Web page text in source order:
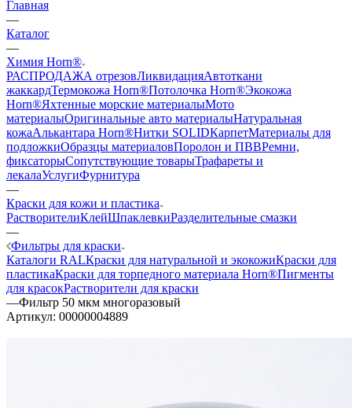
Главная
—
Каталог
—
Химия Horn®
РАСПРОДАЖА отрезовЛиквидацияАвтоткани
жаккардТермокожа Horn®Потолочка Horn®Экокожа
Horn®Яхтенные морские материалыМото
материалыОригинальные авто материалыНатуральная
кожаАлькантара Horn®Нитки SOLIDКарпетМатериалы для
подложкиОбразцы материаловПоролон и ПВВРемни,
фиксаторыСопутствующие товарыТрафареты и
лекалаУслугиФурнитура
—
Краски для кожи и пластика
РастворителиКлейШпаклевкиРазделительные смазки
—
Фильтры для краски
Каталоги RALКраски для натуральной и экокожиКраски для
пластикаКраски для торпедного материала Horn®Пигменты
для красокРастворители для краски
—Фильтр 50 мкм многоразовый
Артикул: 00000004889